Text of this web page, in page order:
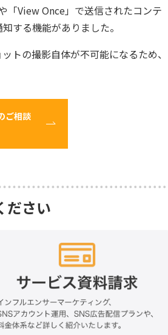
「View Once」で送信されたコンテ
する機能がありました。
トの撮影自体が不可能になるため、
ご相談
ださい